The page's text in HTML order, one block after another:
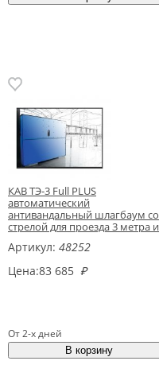
КАВ ТЭ-3 Full PLUS
автоматический
антивандальный шлагбаум со
стрелой для проезда 3 метра и
Артикул: 48252
Цена:83 685 ₽
От 2-х дней